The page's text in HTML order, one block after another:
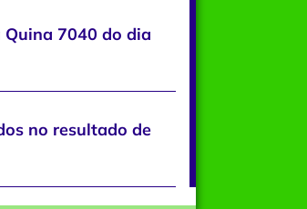
7040 do dia
no resultado de